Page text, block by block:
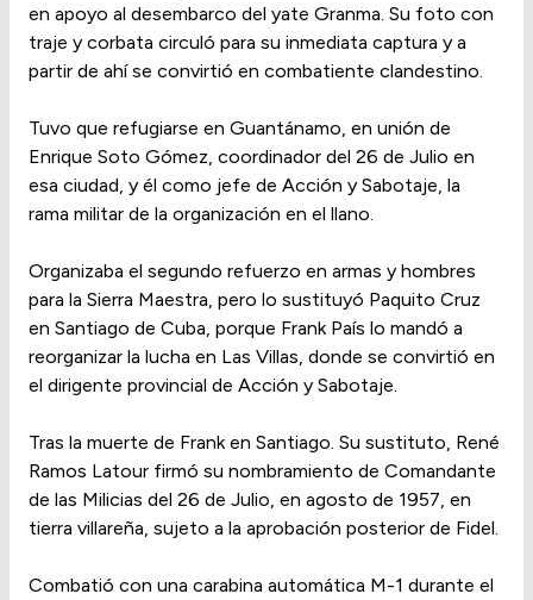
en apoyo al desembarco del yate Granma. Su foto con
traje y corbata circuló para su inmediata captura y a
partir de ahí se convirtió en combatiente clandestino.
Tuvo que refugiarse en Guantánamo, en unión de
Enrique Soto Gómez, coordinador del 26 de Julio en
esa ciudad, y él como jefe de Acción y Sabotaje, la
rama militar de la organización en el llano.
Organizaba el segundo refuerzo en armas y hombres
para la Sierra Maestra, pero lo sustituyó Paquito Cruz
en Santiago de Cuba, porque Frank País lo mandó a
reorganizar la lucha en Las Villas, donde se convirtió en
el dirigente provincial de Acción y Sabotaje.
Tras la muerte de Frank en Santiago. Su sustituto, René
Ramos Latour firmó su nombramiento de Comandante
de las Milicias del 26 de Julio, en agosto de 1957, en
tierra villareña, sujeto a la aprobación posterior de Fidel.
Combatió con una carabina automática M-1 durante el